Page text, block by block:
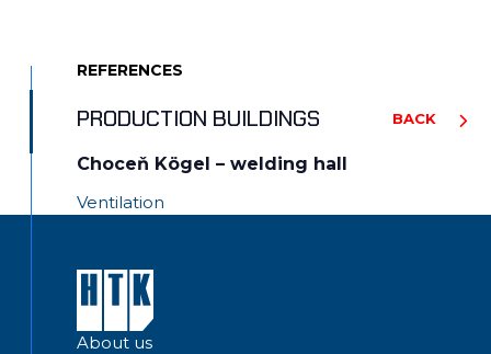
REFERENCES
PRODUCTION BUILDINGS BACK
Choceň Kögel – welding hall
Ventilation
About us